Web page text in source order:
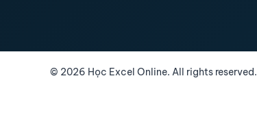
© 2026 Học Excel Online. All rights reserved.